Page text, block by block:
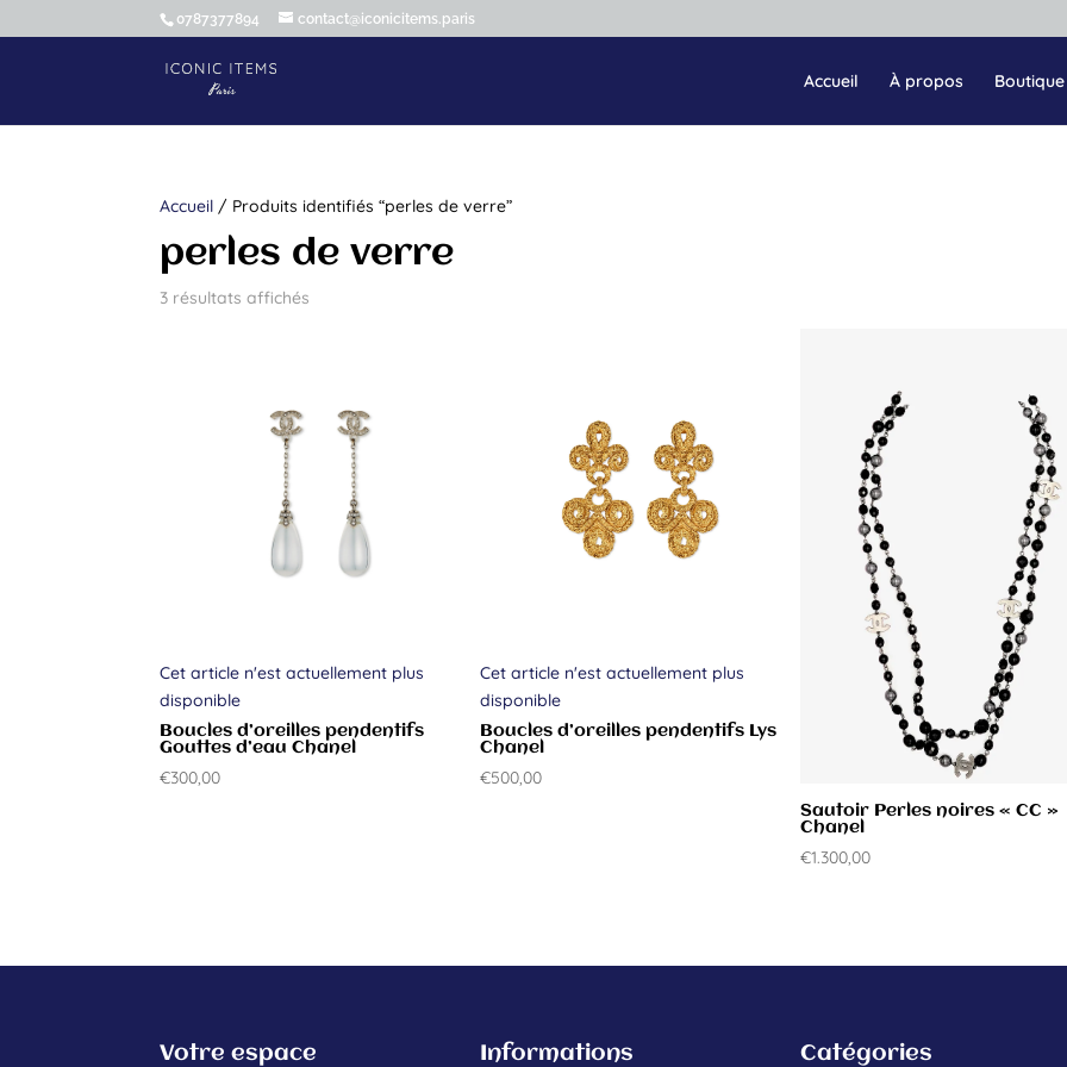
0787377894 contact@iconicitems.paris
Accueil À propos Boutique
Accueil / Produits identifiés “perles de verre”
perles de verre
3 résultats affichés
Cet article n'est actuellement plus
disponible
Boucles d’oreilles pendentifs
Gouttes d’eau Chanel
€300,00
Cet article n'est actuellement plus
disponible
Boucles d’oreilles pendentifs Lys
Chanel
€500,00
Sautoir Perles noires « CC »
Chanel
€1.300,00
Votre espace Informations Catégories